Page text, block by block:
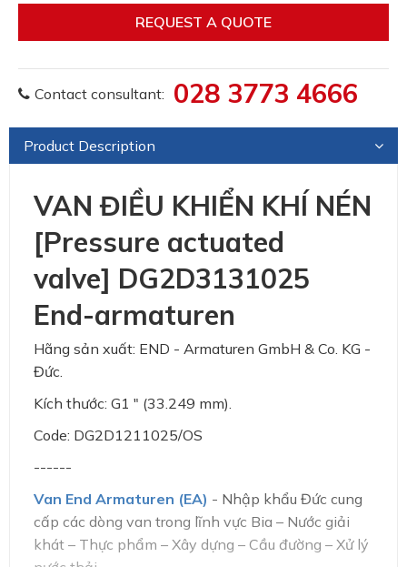
REQUEST A QUOTE
Contact consultant: 028 3773 4666
Product Description
VAN ĐIỀU KHIỂN KHÍ NÉN
[Pressure actuated
valve] DG2D3131025
End-armaturen
Hãng sản xuất: END - Armaturen GmbH & Co. KG -
Đức.
Kích thước: G1 " (33.249 mm).
Code: DG2D1211025/OS
------
Van End Armaturen (EA) - Nhập khẩu Đức cung
cấp các dòng van trong lĩnh vực Bia – Nước giải
khát – Thực phẩm – Xây dựng – Cầu đường – Xử lý